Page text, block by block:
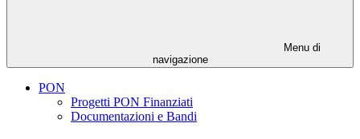
Menu di
navigazione
PON
Progetti PON Finanziati
Documentazioni e Bandi